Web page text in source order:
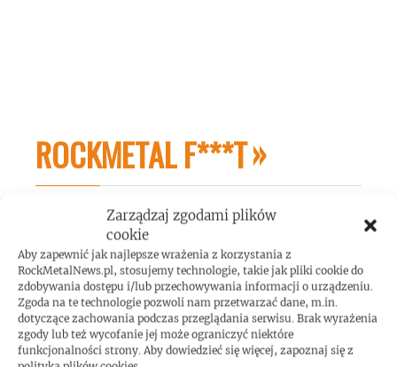
Zarządzaj zgodami plików
cookie
Aby zapewnić jak najlepsze wrażenia z korzystania z
RockMetalNews.pl, stosujemy technologie, takie jak pliki cookie do
zdobywania dostępu i/lub przechowywania informacji o urządzeniu.
Zgoda na te technologie pozwoli nam przetwarzać dane, m.in.
dotyczące zachowania podczas przeglądania serwisu. Brak wyrażenia
zgody lub też wycofanie jej może ograniczyć niektóre
funkcjonalności strony. Aby dowiedzieć się więcej, zapoznaj się z
ROCKMETAL F***T
Gary Holt: biografia gitarzysty dostępna w
Polsce!